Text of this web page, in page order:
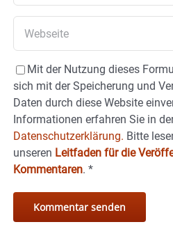
Mit der Nutzung dieses
sich mit der Speicherung und
Daten durch diese Website
Informationen erfahren Sie in
Datenschutzerklärung. Bitte
unseren Leitfaden für die
Kommentaren. *